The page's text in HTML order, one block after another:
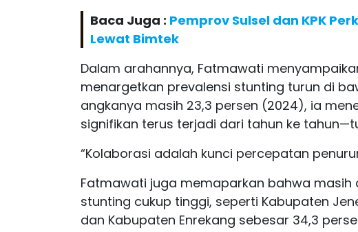
Baca Juga : Pemprov Sulsel dan KPK
Lewat Bimtek
Dalam arahannya, Fatmawati
menargetkan prevalensi stunting turun di
angkanya masih 23,3 persen (2024), ia
signifikan terus terjadi dari tahun ke
“Kolaborasi adalah kunci percepatan
Fatmawati juga memaparkan bahwa
stunting cukup tinggi, seperti Kabupaten
dan Kabupaten Enrekang sebesar 34,3